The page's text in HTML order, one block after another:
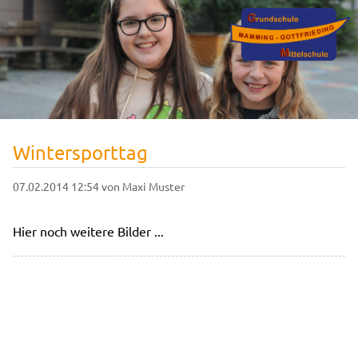
Wintersporttag
07.02.2014 12:54von Maxi Muster
Hier noch weitere Bilder ...